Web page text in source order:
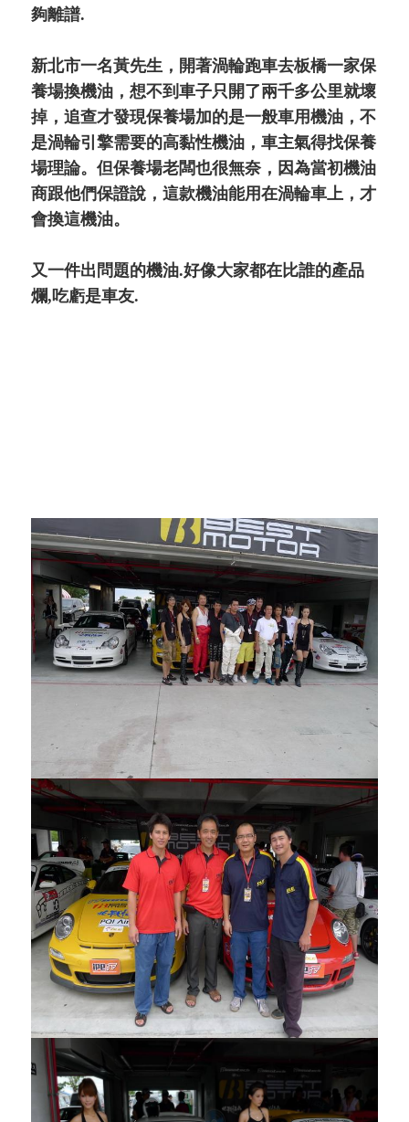
夠離譜.
新北市一名黃先生，開著渦輪跑車去板橋一家保
養場換機油，想不到車子只開了兩千多公里就壞
掉，追查才發現保養場加的是一般車用機油，不
是渦輪引擎需要的高黏性機油，車主氣得找保養
場理論。但保養場老闆也很無奈，因為當初機油
商跟他們保證說，這款機油能用在渦輪車上，才
會換這機油。
又一件出問題的機油.好像大家都在比誰的產品
爛,吃虧是車友.